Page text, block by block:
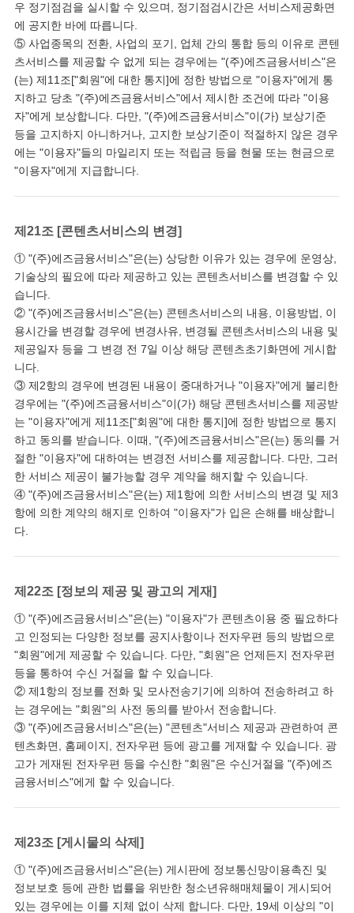
우 정기점검을 실시할 수 있으며, 정기점검시간은 서비스제공화면
에 공지한 바에 따릅니다.
⑤ 사업종목의 전환, 사업의 포기, 업체 간의 통합 등의 이유로 콘텐
츠서비스를 제공할 수 없게 되는 경우에는 "(주)에즈금융서비스"은
(는) 제11조["회원"에 대한 통지]에 정한 방법으로 "이용자"에게 통
지하고 당초 "(주)에즈금융서비스"에서 제시한 조건에 따라 "이용
자"에게 보상합니다. 다만, "(주)에즈금융서비스"이(가) 보상기준
등을 고지하지 아니하거나, 고지한 보상기준이 적절하지 않은 경우
에는 "이용자"들의 마일리지 또는 적립금 등을 현물 또는 현금으로
"이용자"에게 지급합니다.
제21조 [콘텐츠서비스의 변경]
① "(주)에즈금융서비스"은(는) 상당한 이유가 있는 경우에 운영상,
기술상의 필요에 따라 제공하고 있는 콘텐츠서비스를 변경할 수 있
습니다.
② "(주)에즈금융서비스"은(는) 콘텐츠서비스의 내용, 이용방법, 이
용시간을 변경할 경우에 변경사유, 변경될 콘텐츠서비스의 내용 및
제공일자 등을 그 변경 전 7일 이상 해당 콘텐츠초기화면에 게시합
니다.
③ 제2항의 경우에 변경된 내용이 중대하거나 "이용자"에게 불리한
경우에는 "(주)에즈금융서비스"이(가) 해당 콘텐츠서비스를 제공받
는 "이용자"에게 제11조["회원"에 대한 통지]에 정한 방법으로 통지
하고 동의를 받습니다. 이때, "(주)에즈금융서비스"은(는) 동의를 거
절한 "이용자"에 대하여는 변경전 서비스를 제공합니다. 다만, 그러
한 서비스 제공이 불가능할 경우 계약을 해지할 수 있습니다.
④ "(주)에즈금융서비스"은(는) 제1항에 의한 서비스의 변경 및 제3
항에 의한 계약의 해지로 인하여 "이용자"가 입은 손해를 배상합니
다.
제22조 [정보의 제공 및 광고의 게재]
① "(주)에즈금융서비스"은(는) "이용자"가 콘텐츠이용 중 필요하다
고 인정되는 다양한 정보를 공지사항이나 전자우편 등의 방법으로
"회원"에게 제공할 수 있습니다. 다만, "회원"은 언제든지 전자우편
등을 통하여 수신 거절을 할 수 있습니다.
② 제1항의 정보를 전화 및 모사전송기기에 의하여 전송하려고 하
는 경우에는 "회원"의 사전 동의를 받아서 전송합니다.
③ "(주)에즈금융서비스"은(는) "콘텐츠"서비스 제공과 관련하여 콘
텐츠화면, 홈페이지, 전자우편 등에 광고를 게재할 수 있습니다. 광
고가 게재된 전자우편 등을 수신한 "회원"은 수신거절을 "(주)에즈
금융서비스"에게 할 수 있습니다.
제23조 [게시물의 삭제]
① "(주)에즈금융서비스"은(는) 게시판에 정보통신망이용촉진 및
정보보호 등에 관한 법률을 위반한 청소년유해매체물이 게시되어
있는 경우에는 이를 지체 없이 삭제 합니다. 다만, 19세 이상의 "이